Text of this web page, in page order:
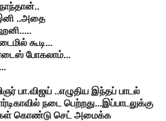
..அதை
கூடி...
போகலாம்...
பா.விஜய் ..எழுதிய இந்தப் பாடல்
நடை பெற்றது...இப்பாடலுக்கு
கொண்டு செட் அமைக்க